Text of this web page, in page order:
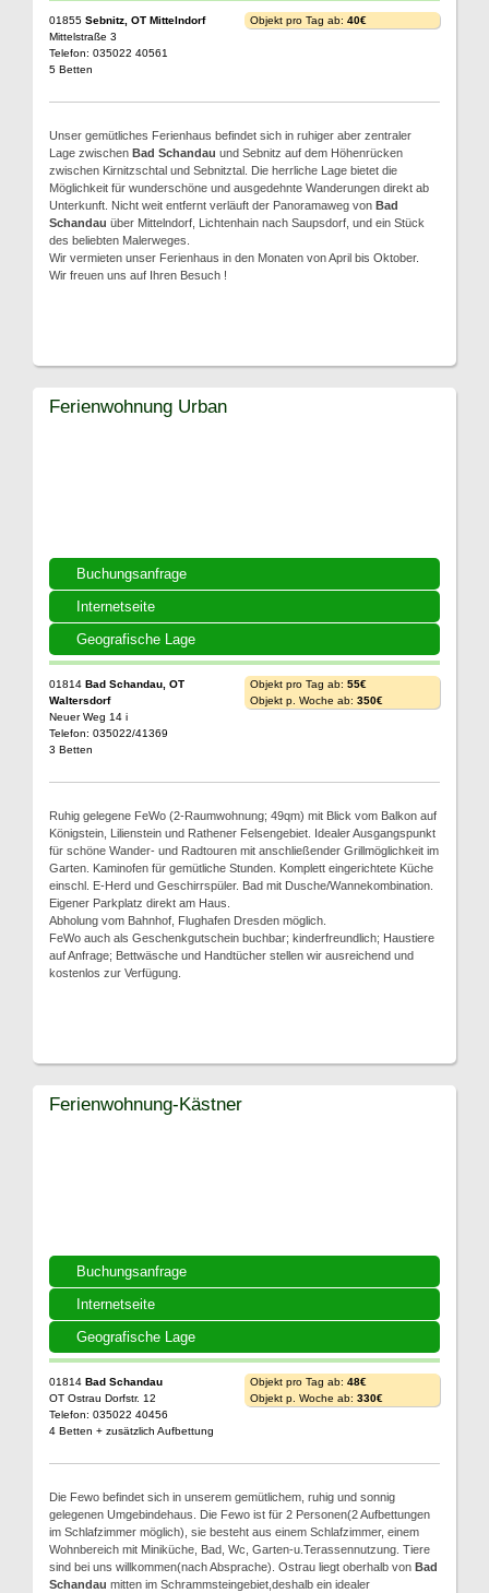
01855 Sebnitz, OT Mittelndorf
Mittelstraße 3
Telefon: 035022 40561
5 Betten
Objekt pro Tag ab: 40€
Unser gemütliches Ferienhaus befindet sich in ruhiger aber zentraler
Lage zwischen Bad Schandau und Sebnitz auf dem Höhenrücken
zwischen Kirnitzschtal und Sebnitztal. Die herrliche Lage bietet die
Möglichkeit für wunderschöne und ausgedehnte Wanderungen direkt ab
Unterkunft. Nicht weit entfernt verläuft der Panoramaweg von Bad
Schandau über Mittelndorf, Lichtenhain nach Saupsdorf, und ein Stück
des beliebten Malerweges.
Wir vermieten unser Ferienhaus in den Monaten von April bis Oktober.
Wir freuen uns auf Ihren Besuch !
Buchungsanfrage
Internetseite
Geografische Lage
Ferienwohnung Urban
01814 Bad Schandau, OT
Waltersdorf
Neuer Weg 14 i
Telefon: 035022/41369
3 Betten
Objekt pro Tag ab: 55€
Objekt p. Woche ab: 350€
Ruhig gelegene FeWo (2-Raumwohnung; 49qm) mit Blick vom Balkon auf
Königstein, Lilienstein und Rathener Felsengebiet. Idealer Ausgangspunkt
für schöne Wander- und Radtouren mit anschließender Grillmöglichkeit im
Garten. Kaminofen für gemütliche Stunden. Komplett eingerichtete Küche
einschl. E-Herd und Geschirrspüler. Bad mit Dusche/Wannekombination.
Eigener Parkplatz direkt am Haus.
Abholung vom Bahnhof, Flughafen Dresden möglich.
FeWo auch als Geschenkgutschein buchbar; kinderfreundlich; Haustiere
auf Anfrage; Bettwäsche und Handtücher stellen wir ausreichend und
kostenlos zur Verfügung.
Buchungsanfrage
Internetseite
Geografische Lage
Ferienwohnung-Kästner
01814 Bad Schandau
OT Ostrau Dorfstr. 12
Telefon: 035022 40456
4 Betten + zusätzlich Aufbettung
Objekt pro Tag ab: 48€
Objekt p. Woche ab: 330€
Die Fewo befindet sich in unserem gemütlichem, ruhig und sonnig
gelegenen Umgebindehaus. Die Fewo ist für 2 Personen(2 Aufbettungen
im Schlafzimmer möglich), sie besteht aus einem Schlafzimmer, einem
Wohnbereich mit Miniküche, Bad, Wc, Garten-u.Terassennutzung. Tiere
sind bei uns willkommen(nach Absprache). Ostrau liegt oberhalb von Bad
Schandau mitten im Schrammsteingebiet,deshalb ein idealer